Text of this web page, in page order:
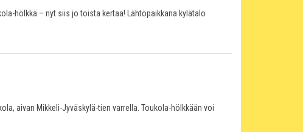
hölkkä – nyt siis jo toista kertaa! Lähtöpaikkana kylätalo
aivan Mikkeli-Jyväskylä-tien varrella. Toukola-hölkkään voi